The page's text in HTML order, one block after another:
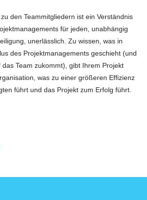
den Teammitgliedern ist ein Verständnis
für jeden, unabhängig
unerlässlich. Zu wissen, was in
des Projektmanagements geschieht (und
Team zukommt), gibt Ihrem Projekt
was zu einer größeren Effizienz
führt und das Projekt zum Erfolg führt.